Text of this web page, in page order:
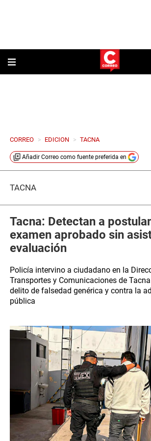
CORREO > EDICION > TACNA
Añadir Correo como fuente preferida en
TACNA
Tacna: Detectan a
examen aprobado sin
evaluación
Policía intervino a ciudadano en la
Transportes y Comunicaciones de
delito de falsedad genérica y contra la
pública